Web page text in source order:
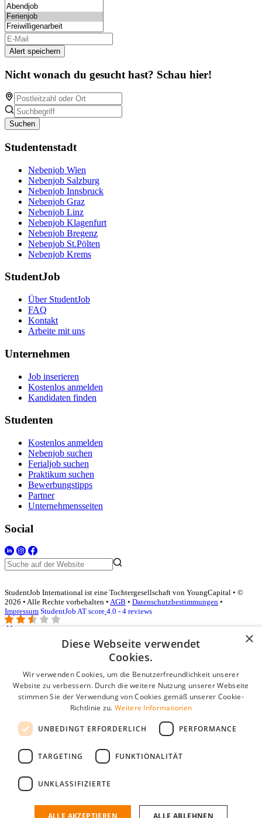
Alert speichern
Nicht wonach du gesucht hast? Schau hier!
Suchen
Studentenstadt
Nebenjob Wien
Nebenjob Salzburg
Nebenjob Innsbruck
Nebenjob Graz
Nebenjob Linz
Nebenjob Klagenfurt
Nebenjob Bregenz
Nebenjob St.Pölten
Nebenjob Krems
StudentJob
Über StudentJob
FAQ
Kontakt
Arbeite mit uns
Unternehmen
Job inserieren
Kostenlos anmelden
Kandidaten finden
Studenten
Kostenlos anmelden
Nebenjob suchen
Ferialjob suchen
Praktikum suchen
Bewerbungstipps
Partner
Unternehmensseiten
Social
StudentJob International ist eine Tochtergesellschaft von YoungCapital • ©
2026 • Alle Rechte vorbehalten • AGB • Datenschutzbestimmungen •
Impressum StudentJob AT score 4.0 - 4 reviews
Login für Unternehmen
E-Mail*
Passwort
Angemeldet bleiben
Passwort vergessen?
Kostenloses Unternehmensprofil
Wenn Sie sich registriert haben, können Sie ein Unternehmensprofil
passenden Mitarbeiter zu finden.
×
Diese Webseite verwendet
Cookies.
Wir verwenden Cookies, um die Benutzerfreundlichkeit unserer
Website zu verbessern. Durch die weitere Nutzung unserer Webseite
stimmen Sie der Verwendung von Cookies gemäß unserer Cookie-
Richtlinie zu. Weitere Informationen
UNBEDINGT ERFORDERLICH PERFORMANCE
TARGETING FUNKTIONALITÄT
UNKLASSIFIZIERTE
ALLE AKZEPTIEREN ALLE ABLEHNEN